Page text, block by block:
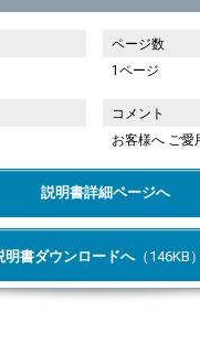
ページ数
1ページ
コメント
お客様へ ご愛
説明書詳細ページへ
明書ダウンロードへ（146KB）